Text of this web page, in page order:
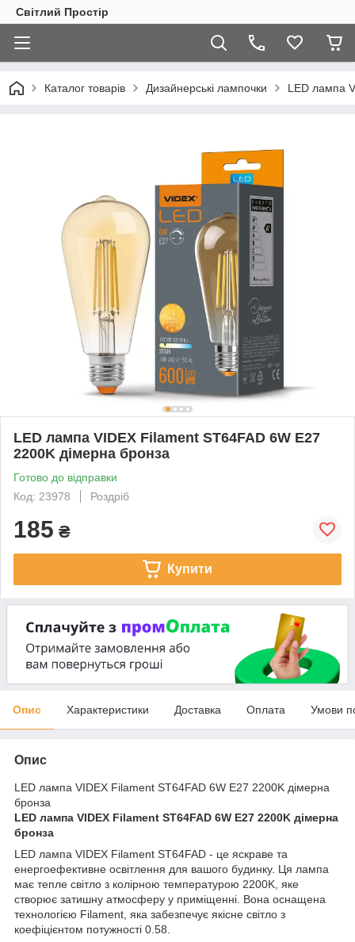
Світлий Простір
Каталог товарів Дизайнерські лампочки LED лампа
LED лампа VIDEX Filament ST64FAD 6W E27
2200K дімерна бронза
Готово до відправки
Код: 23978
Роздріб
185 ₴
Купити
Опис Характеристики Доставка Оплата Умови
Опис
LED лампа VIDEX Filament ST64FAD 6W E27 2200K дімерна
бронза
LED лампа VIDEX Filament ST64FAD 6W E27 2200K дімерна
бронза
LED лампа VIDEX Filament ST64FAD - це яскраве та
енергоефективне освітлення для вашого будинку. Ця лампа
має тепле світло з колірною температурою 2200K, яке
створює затишну атмосферу у приміщенні. Вона оснащена
технологією Filament, яка забезпечує якісне світло з
коефіцієнтом потужності 0.58.